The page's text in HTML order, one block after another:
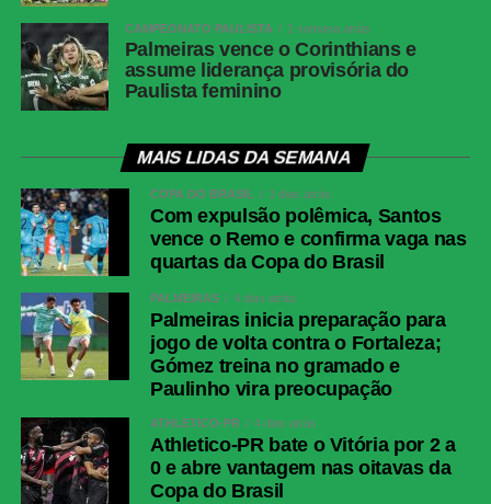
CAMPEONATO PAULISTA 1 semana atrás
Palmeiras vence o Corinthians e
assume liderança provisória do
Paulista feminino
MAIS LIDAS DA SEMANA
COPA DO BRASIL 3 dias atrás
Com expulsão polêmica, Santos
vence o Remo e confirma vaga nas
quartas da Copa do Brasil
PALMEIRAS 4 dias atrás
Palmeiras inicia preparação para
jogo de volta contra o Fortaleza;
Gómez treina no gramado e
Paulinho vira preocupação
ATHLETICO-PR 4 dias atrás
Athletico-PR bate o Vitória por 2 a
0 e abre vantagem nas oitavas da
Copa do Brasil